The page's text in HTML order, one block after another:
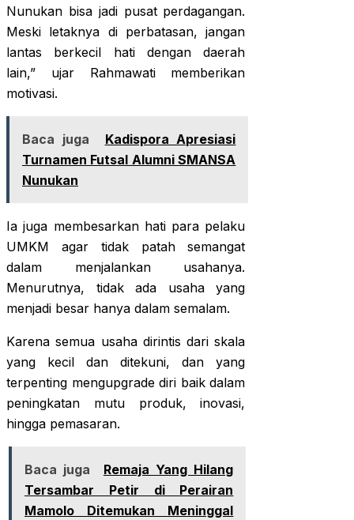
Nunukan bisa jadi pusat perdagangan.
Meski letaknya di perbatasan, jangan
lantas berkecil hati dengan daerah
lain,” ujar Rahmawati memberikan
motivasi.
Baca juga
Kadispora Apresiasi
Turnamen Futsal Alumni SMANSA
Nunukan
Ia juga membesarkan hati para pelaku
UMKM agar tidak patah semangat
dalam menjalankan usahanya.
Menurutnya, tidak ada usaha yang
menjadi besar hanya dalam semalam.
Karena semua usaha dirintis dari skala
yang kecil dan ditekuni, dan yang
terpenting mengupgrade diri baik dalam
peningkatan mutu produk, inovasi,
hingga pemasaran.
Baca juga
Remaja Yang Hilang
Tersambar Petir di Perairan
Mamolo Ditemukan Meninggal